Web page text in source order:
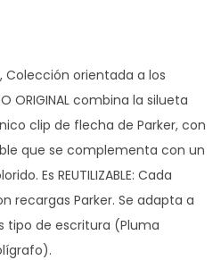
Colección orientada a los
ORIGINAL combina la silueta
clip de flecha de Parker, con
que se complementa con un
Es REUTILIZABLE: Cada
recargas Parker. Se adapta a
tipo de escritura (Pluma